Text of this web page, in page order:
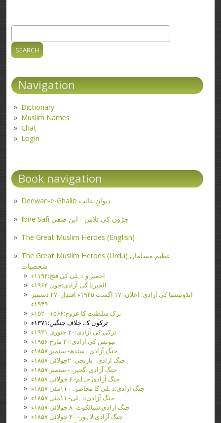
Search form
Navigation
Dictionary
Muslim Names
Chat
Login
Book navigation
Deewan-e-Ghalib دیوانِ غالب
Ibne Safi جڑوں کی تلاش - ابن صفی
The Great Muslim Heroes (English)
The Great Muslim Heroes (Urdu) عظیم مسلمان
شخصیات
اجمیر و دہلی کی فتح:۱۱۹۲ء
الجیریا کی آزادی:جون ۱۹۶۲ء
انڈونیشیا کی آزادی: اعلان- ۱۷ اگست ۱۹۴۵ء اقتدار- ۲۷ دسمبر
۱۹۴۹ء
ترک سلطنت کا عروج:۱۵۶۶-۱۵۲۰ء
ترکوں کے خلاف جنگیں:۱۳۷۱ء
ترکی کی آزادی:۲۰ جنوری ۱۹۲۱ء
تیونس کی آزادی:۲۰ مارچ ۱۹۵۶ء
جنگ آزادی : سندھ- ستمبر ۱۸۵۷ء
جنگ آزادی : نارنجی- ۲جولائی ۱۸۵۷ء
جنگ آزادی: گجیرہ- ستمبر ۱۸۵۷ء
جنگ آزادی:جہلم- ۶ جولائی ۱۸۵۷ء
جنگ آزادی:دہلی کا محاصرہ- ۱۱مئی ۱۸۵۷ء
جنگ آزادی:دہلی- ۱۱مئی ۱۸۵۷ء
جنگ آزادی:سیالکوٹ- ۸ جولائی ۱۸۵۷ء
جنگ آزادی:لاہور- ۳۰ جولائی ۱۸۵۷ء